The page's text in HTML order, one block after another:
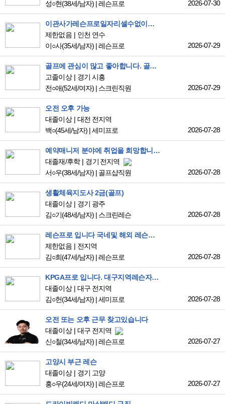
성○현(38세/남자) |레슨프로 2026-07-30
이관사가레슨프로일자리셀수없이구합니다
제한없음
인천 연수
이○사(35세/남자) |레슨프로 2026-07-29
골프에 관심이 많고 좋아합니다. 골프 관련일을 찾고 있습니다.
고졸이상
경기 시흥
전○애(52세/여자) | 스크린직원 2026-07-29
오전 오후 가능
대졸이상
대전 전지역
백○(45세/남자) |세미프로 2026-07-28
예약매니저 분야에 취업을 희망합니다.
대졸재/후학
경기 전지역
서○우(38세/남자) | 골프샵직원 2026-07-28
생활체육지도사 2금(골프)
대졸이상
경기 광주
김○기(48세/남자) | 스크린레슨 2026-07-28
레슨프로 입니다 국네및 해외 레슨경럭
제한없음
전지역
김○희(47세/남자) |레슨프로 2026-07-28
KPGA프로 입니다. 대구지역레슨자리 찾고 있습니다
대졸이상
대구 전지역
김○헌(34세/남자) |세미프로 2026-07-28
오전 또는 오후 근무 찾고있습니다
대졸이상
대구 전지역
신○철(34세/남자) |레슨프로 2026-07-27
고양시 부근 레슨
대졸이상
경기 고양
홍○우(24세/여자) |레슨프로 2026-07-27